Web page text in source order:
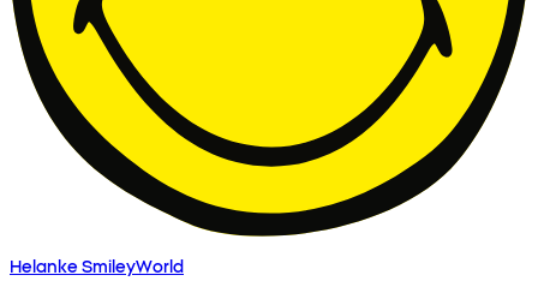
Helanke SmileyWorld